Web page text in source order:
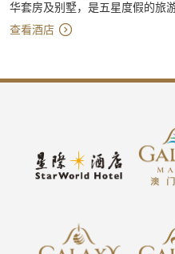
华套房及别墅，是五星度假的旅
查看酒店